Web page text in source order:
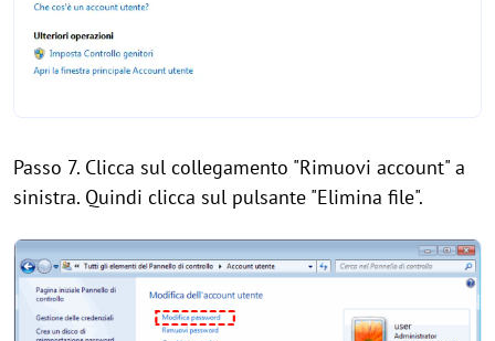
Passo 7. Clicca sul collegamento "Rimuovi account" a
sinistra. Quindi clicca sul pulsante "Elimina file".